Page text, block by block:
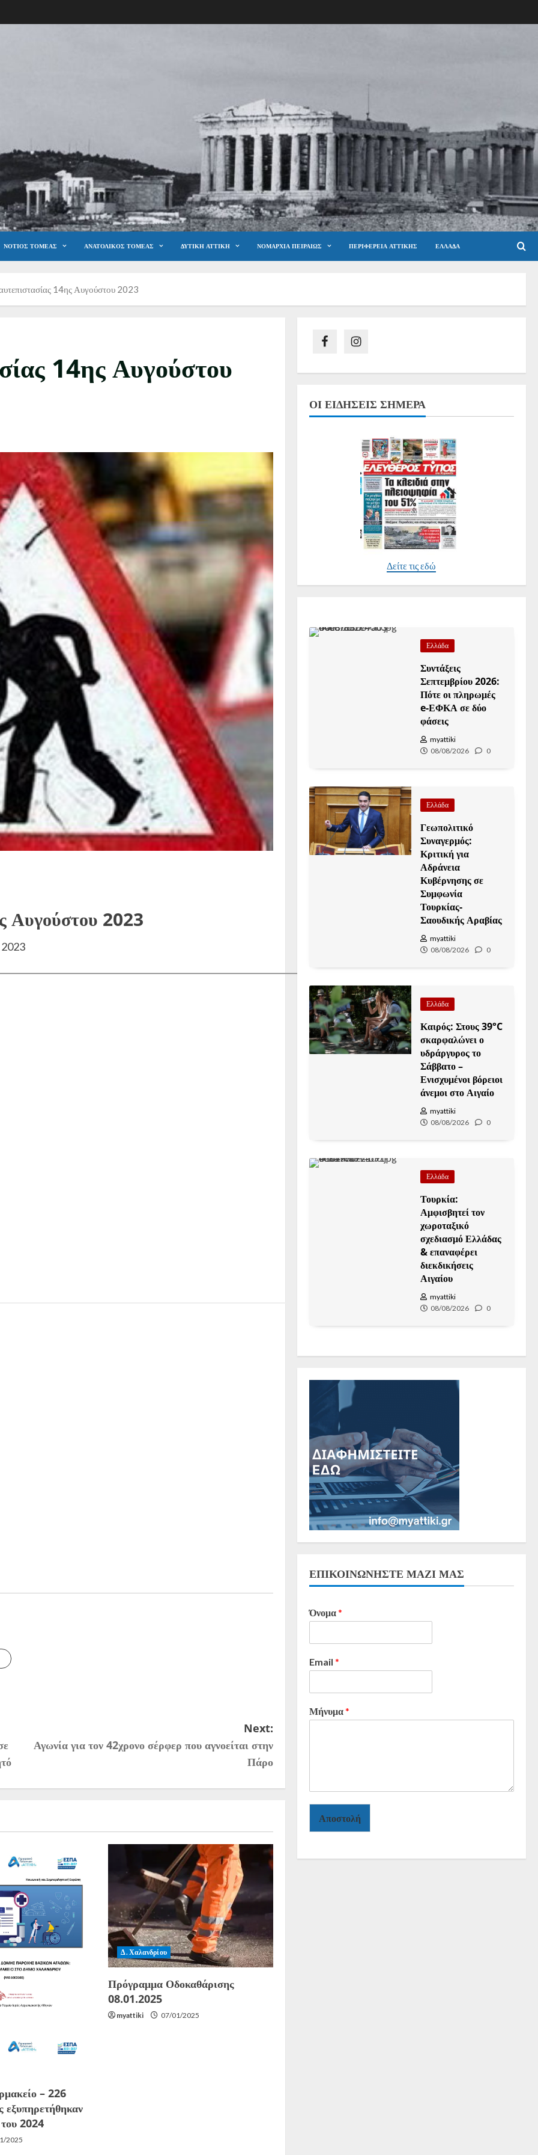
ΝΌΤΙΟΣ ΤΟΜΈΑΣ ΑΝΑΤΟΛΙΚΌΣ ΤΟΜΈΑΣ ΔΥΤΙΚΉ ΑΤΤΙΚΉ ΝΟΜΑΡΧΊΑ ΠΕΙΡΑΙΏΣ ΠΕΡΙΦΈΡΕΙΑ ΑΤΤΙΚΉΣ ΕΛΛΆΔΑ
14ης Αυγούστου 2023
14ης Αυγούστου
Αυγούστου 2023
2023
Next:
Αγωνία για τον 42χρονο σέρφερ που αγνοείται στην
Πάρο
– 226
εξυπηρετήθηκαν
2024
2025
Δ. Χαλανδρίου
Πρόγραμμα Οδοκαθάρισης
08.01.2025
myattiki 07/01/2025
ΟΙ ΕΙΔΉΣΕΙΣ ΣΉΜΕΡΑ
Δείτε τις εδώ
Ελλάδα
Συντάξεις
Σεπτεμβρίου 2026:
Πότε οι πληρωμές
e-ΕΦΚΑ σε δύο
φάσεις
myattiki
08/08/2026
0
Ελλάδα
Γεωπολιτικό
Συναγερμός:
Κριτική για
Αδράνεια
Κυβέρνησης σε
Συμφωνία
Τουρκίας-
Σαουδικής Αραβίας
myattiki
08/08/2026
0
Ελλάδα
Καιρός: Στους 39°C
σκαρφαλώνει ο
υδράργυρος το
Σάββατο –
Ενισχυμένοι βόρειοι
άνεμοι στο Αιγαίο
myattiki
08/08/2026
0
Ελλάδα
Τουρκία:
Αμφισβητεί τον
χωροταξικό
σχεδιασμό Ελλάδας
& επαναφέρει
διεκδικήσεις
Αιγαίου
myattiki
08/08/2026
0
ΕΠΙΚΟΙΝΩΝΗΣΤΕ ΜΑΖΙ ΜΑΣ
Όνομα*
Email *
Μήνυμα*
Αποστολή